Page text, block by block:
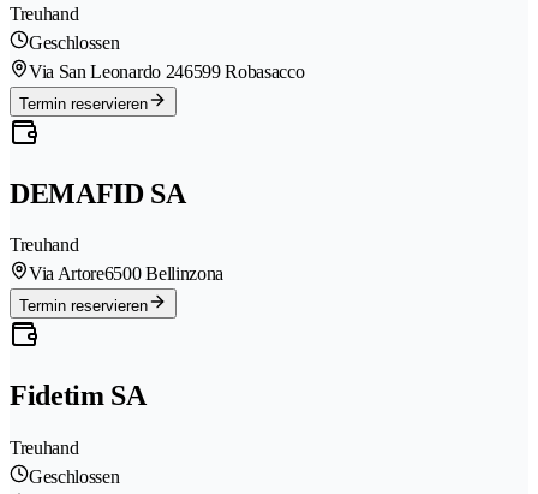
Treuhand
Geschlossen
Via San Leonardo 246599 Robasacco
Termin reservieren
DEMAFID SA
Treuhand
Via Artore6500 Bellinzona
Termin reservieren
Fidetim SA
Treuhand
Geschlossen